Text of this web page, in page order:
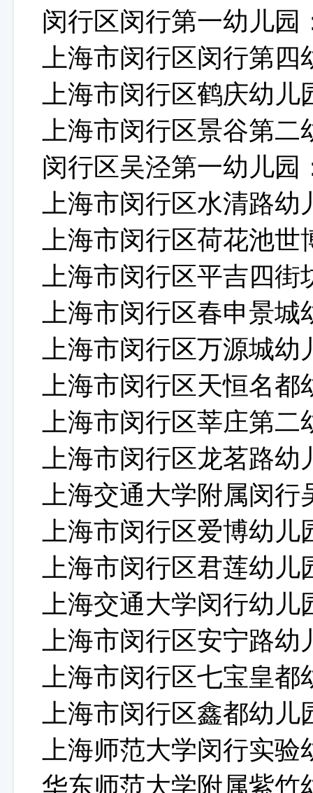
闵行区闵行第一幼儿园
上海市闵行区闵行第
上海市闵行区鹤庆幼儿
上海市闵行区景谷第
闵行区吴泾第一幼儿园
上海市闵行区水清路
上海市闵行区荷花池
上海市闵行区平吉四
上海市闵行区春申景
上海市闵行区万源城
上海市闵行区天恒名
上海市闵行区莘庄第
上海市闵行区龙茗路
上海交通大学附属闵
上海市闵行区爱博幼儿
上海市闵行区君莲幼儿
上海交通大学闵行幼儿
上海市闵行区安宁路幼
上海市闵行区七宝皇
上海市闵行区鑫都幼儿
上海师范大学闵行实
华东师范大学附属紫竹